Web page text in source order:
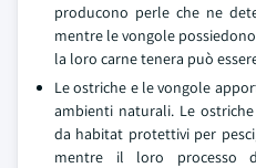
producono perle che ne
mentre le vongole
la loro carne tenera può
Le ostriche e le vongole
ambienti naturali. Le
da habitat protettivi per
mentre il loro processo